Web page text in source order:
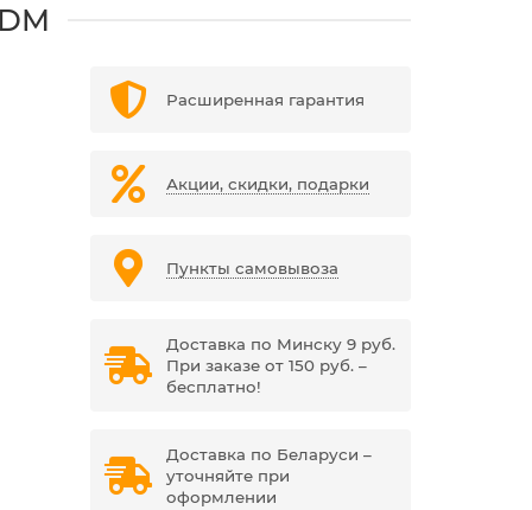
Расширенная гарантия
Акции, скидки, подарки
Пункты самовывоза
Доставка по Минску 9 руб.
При заказе от 150 руб. –
бесплатно!
Доставка по Беларуси –
уточняйте при
оформлении